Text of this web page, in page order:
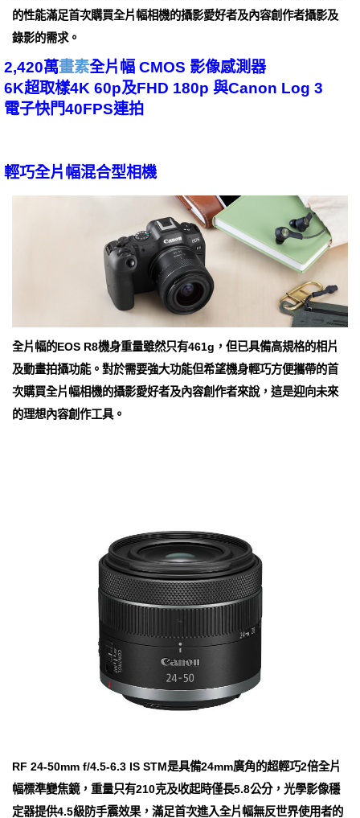
的性能滿足首次購買全片幅相機的攝影愛好者及內容創作者攝影及
錄影的需求。
2,420萬畫素全片幅 CMOS 影像感測器
6K超取樣4K 60p及FHD 180p 與Canon Log 3
電子快門40FPS連拍
輕巧全片幅混合型相機
全片幅的EOS R8機身重量雖然只有461g，但已具備高規格的相片
及動畫拍攝功能。對於需要強大功能但希望機身輕巧方便攜帶的首
次購買全片幅相機的攝影愛好者及內容創作者來說，這是迎向未來
的理想內容創作工具。
RF 24-50mm f/4.5-6.3 IS STM是具備24mm廣角的超輕巧2倍全片
幅標準變焦鏡，重量只有210克及收起時僅長5.8公分，光學影像穩
定器提供4.5級防手震效果，滿足首次進入全片幅無反世界使用者的